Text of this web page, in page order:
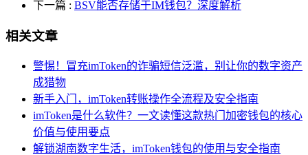
下一篇 : BSV能否存储于IM钱包？深度解析
相关文章
警惕！冒充imToken的诈骗短信泛滥，别让你的数字资产
成猎物
新手入门，imToken转账操作全流程及安全指南
imToken是什么软件？一文读懂这款热门加密钱包的核心
价值与使用要点
解锁湖南数字生活，imToken钱包的使用与安全指南